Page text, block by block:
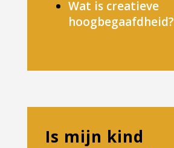
Wat is creatieve
hoogbegaafdheid?
Is mijn kind